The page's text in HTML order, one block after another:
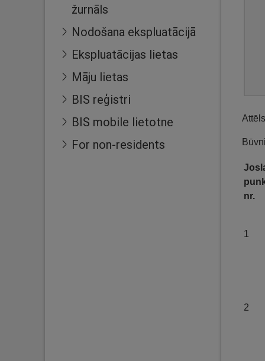
žurnāls
Nodošana ekspluatācijā
Ekspluatācijas lietas
Māju lietas
BIS reģistri
BIS mobile lietotne
For non-residents
nr.
1
2